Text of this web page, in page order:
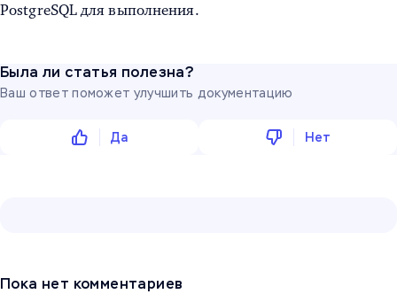
PostgreSQL для выполнения.
Была ли статья полезна?
Ваш ответ поможет улучшить документацию
Да Нет
Пока нет комментариев